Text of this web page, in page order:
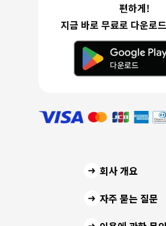
편하게!
지금 바로 무료로 다운로
회사 개요
자주 묻는 질문